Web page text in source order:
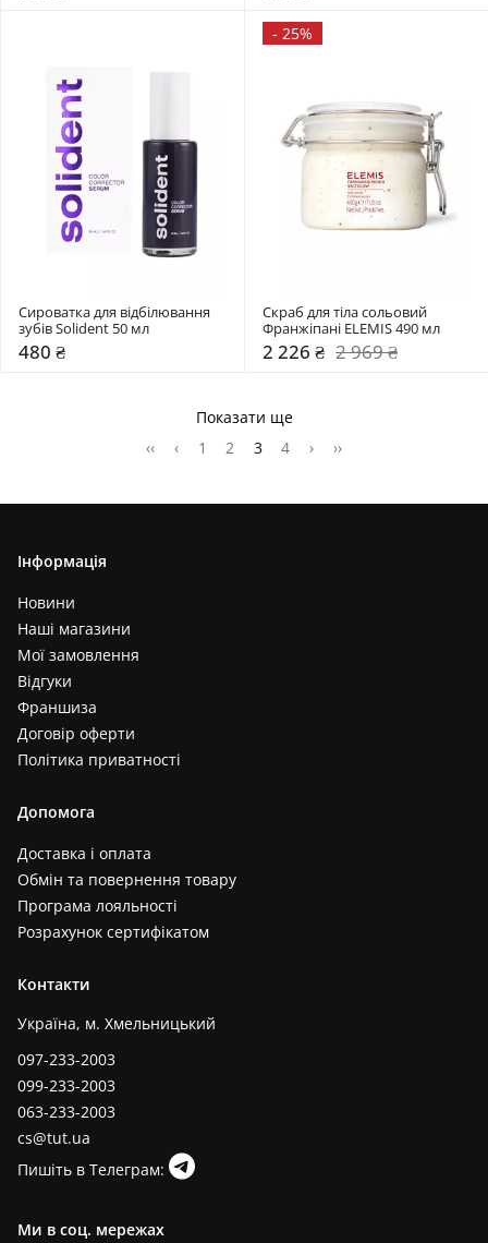
Сироватка для відбілювання
480 ₴
- 25%
Скраб для тіла сольовий
2 226 ₴ 2 969 ₴
Показати ще
‹‹
‹ 1 2 3 4 › ››
Інформація
Новини
Наші магазини
Мої замовлення
Відгуки
Франшиза
Договір оферти
Політика приватності
Допомога
Доставка і оплата
Обмін та повернення товару
Програма лояльності
Розрахунок сертифікатом
Контакти
Україна, м. Хмельницький
097-233-2003
099-233-2003
063-233-2003
cs@tut.ua
Пишіть в Телеграм:
Ми в соц. мережах